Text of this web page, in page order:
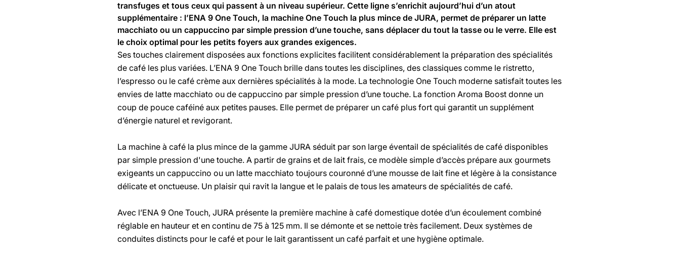
transfuges et tous ceux qui passent à un niveau supérieur. Cette ligne s’enrichit aujourd’hui d’un atout
supplémentaire : l’ENA 9 One Touch, la machine One Touch la plus mince de JURA, permet de préparer un latte
macchiato ou un cappuccino par simple pression d’une touche, sans déplacer du tout la tasse ou le verre. Elle est
le choix optimal pour les petits foyers aux grandes exigences.
Ses touches clairement disposées aux fonctions explicites facilitent considérablement la préparation des spécialités
de café les plus variées. L’ENA 9 One Touch brille dans toutes les disciplines, des classiques comme le ristretto,
l’espresso ou le café crème aux dernières spécialités à la mode. La technologie One Touch moderne satisfait toutes les
envies de latte macchiato ou de cappuccino par simple pression d’une touche. La fonction Aroma Boost donne un
coup de pouce caféiné aux petites pauses. Elle permet de préparer un café plus fort qui garantit un supplément
d’énergie naturel et revigorant.
La machine à café la plus mince de la gamme JURA séduit par son large éventail de spécialités de café disponibles
par simple pression d'une touche. A partir de grains et de lait frais, ce modèle simple d’accès prépare aux gourmets
exigeants un cappuccino ou un latte macchiato toujours couronné d’une mousse de lait fine et légère à la consistance
délicate et onctueuse. Un plaisir qui ravit la langue et le palais de tous les amateurs de spécialités de café.
Avec l’ENA 9 One Touch, JURA présente la première machine à café domestique dotée d’un écoulement combiné
réglable en hauteur et en continu de 75 à 125 mm. Il se démonte et se nettoie très facilement. Deux systèmes de
conduites distincts pour le café et pour le lait garantissent un café parfait et une hygiène optimale.